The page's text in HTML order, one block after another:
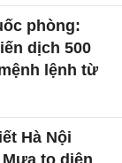
phòng:
dịch 500
lệnh từ
Hà Nội
to diện